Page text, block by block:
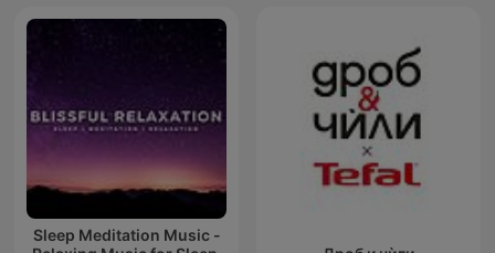
Sleep Meditation Music -